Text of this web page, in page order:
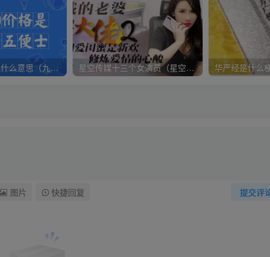
九磅十五便士是什么意思（九磅十五便士是什么梗） 星空传媒十三个女演员（星空传媒女演员颜值排行）
提交评
图片 快捷回复